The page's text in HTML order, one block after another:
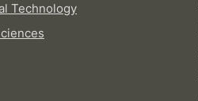
Technology